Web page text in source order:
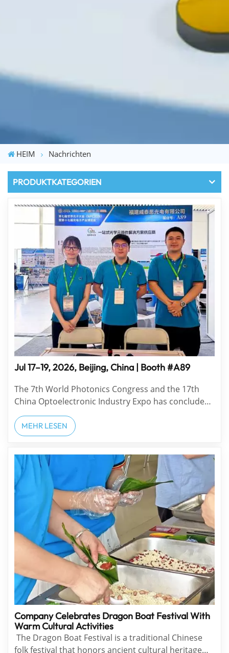
HEIM Nachrichten
PRODUKTKATEGORIEN
Jul 17–19, 2026, Beijing, China | Booth #A89
The 7th World Photonics Congress and the 17th
China Optoelectronic Industry Expo has concluded
successfully. WTS Photonics attended the exhibition
at Booth A89, with a focus on technical
communication and collaborative development
even...
MEHR LESEN
Company Celebrates Dragon Boat Festival With
Warm Cultural Activities
The Dragon Boat Festival is a traditional Chinese
folk festival that honors ancient cultural heritage